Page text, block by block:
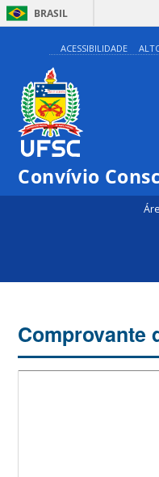
BRASIL
ACESSIBILIDADE
Convívio
Comprovante